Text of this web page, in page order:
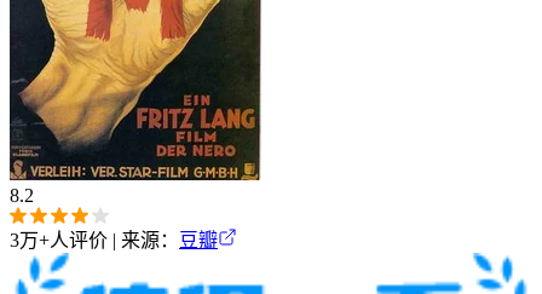
8.2
3万+人评价 | 来源： 豆瓣